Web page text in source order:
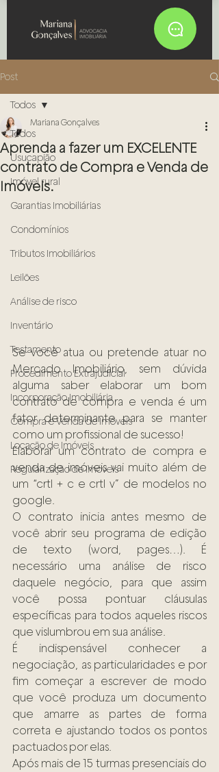
Post
Todos
Usucapião
Imóvel rural
Garantias Imobiliárias
Condomínios
Tributos Imobiliários
Leilões
Análise de risco
Inventário
Testamento
Procedimento Extrajudicial
Incorporação Imobiliária
Compra e Venda de Imóveis
Locação de Imóveis
Regularização de Imóveis
Todos
Aprenda a fazer um EXCELENTE
contrato de Compra e Venda de
Imóveis.
Mariana Gonçalves
Se você atua ou pretende atuar no
Mercado Imobiliário, sem dúvida
alguma saber elaborar um bom
contrato de compra e venda é um
fator determinante para se manter
como um profissional de sucesso!
Elaborar um contrato de compra e
venda de imóveis vai muito além de
um “crtl + c e crtl v” de modelos no
google.
O contrato inicia antes mesmo de
você abrir seu programa de edição
de texto (word, pages…). É
necessário uma análise de risco
daquele negócio, para que assim
você possa pontuar cláusulas
específicas para todos aqueles riscos
que vislumbrou em sua análise.
É indispensável conhecer a
negociação, as particularidades e por
fim começar a escrever de modo
que você produza um documento
que amarre as partes de forma
correta e ajustando todos os pontos
pactuados por elas.
Após mais de 15 turmas presenciais do